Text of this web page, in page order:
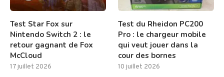
Test Star Fox sur
Nintendo Switch 2 : le
retour gagnant de Fox
McCloud
17 juillet 2026
Test du Rheidon PC200
Pro : le chargeur mobile
qui veut jouer dans la
cour des bornes
10 juillet 2026